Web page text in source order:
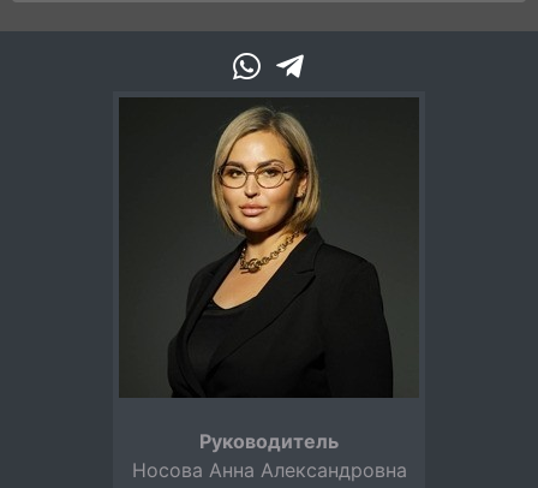
Руководитель
Носова Анна Александровна